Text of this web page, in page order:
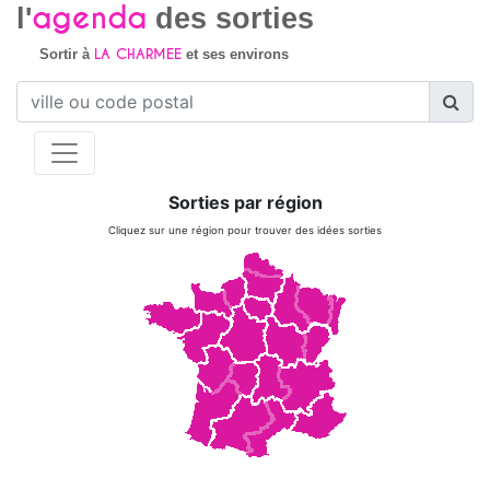
l'agenda des sorties
Sortir à LA CHARMEEet ses environs
Sorties par région
Cliquez sur une région pour trouver des idées sorties